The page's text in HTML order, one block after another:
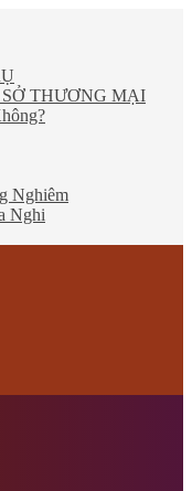
THƯƠNG MẠI
Nghiêm
Nghi